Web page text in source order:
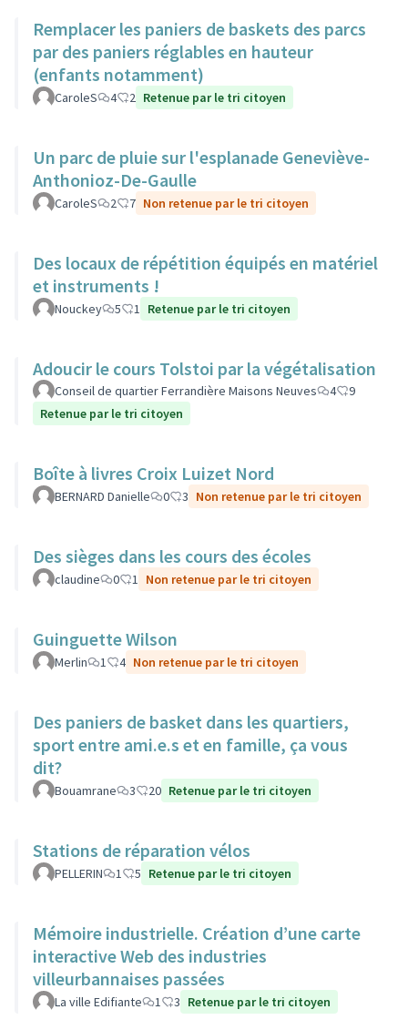
Remplacer les paniers de baskets des parcs
par des paniers réglables en hauteur
(enfants notamment)
CaroleS 4 2 Retenue par le tri citoyen
Un parc de pluie sur l'esplanade Geneviève-
Anthonioz-De-Gaulle
CaroleS 2 7 Non retenue par le tri citoyen
Des locaux de répétition équipés en matériel
et instruments !
Nouckey 5 1 Retenue par le tri citoyen
Adoucir le cours Tolstoi par la végétalisation
Conseil de quartier Ferrandière Maisons Neuves 4
9
Retenue par le tri citoyen
Boîte à livres Croix Luizet Nord
BERNARD Danielle 0 3 Non retenue par le tri citoyen
Des sièges dans les cours des écoles
claudine 0 1 Non retenue par le tri citoyen
Guinguette Wilson
Merlin 1 4 Non retenue par le tri citoyen
Des paniers de basket dans les quartiers,
sport entre ami.e.s et en famille, ça vous
dit?
Bouamrane 3 20 Retenue par le tri citoyen
Stations de réparation vélos
PELLERIN 1 5 Retenue par le tri citoyen
Mémoire industrielle. Création d’une carte
interactive Web des industries
villeurbannaises passées
La ville Edifiante 1 3 Retenue par le tri citoyen